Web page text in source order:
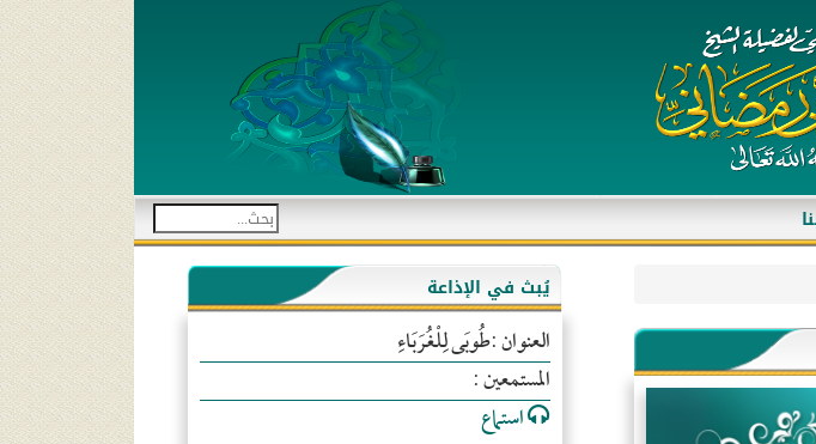
يُبث في الإذاعة
العنوان :طُوبَى لِلْغُرَبَاءِ
المستمعين :
استماع